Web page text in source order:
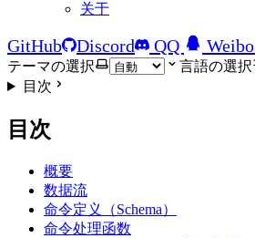
关于
GitHub Discord QQ Weibo
テーマの選択
言語の選択
目次
目次
概要
数据流
命令定义（Schema）
命令处理函数